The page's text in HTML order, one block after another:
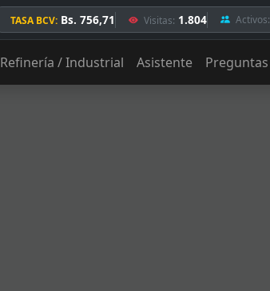
TASA BCV: Bs. 756,71 Visitas: 1.804 Activos:
Refinería / Industrial Asistente Preguntas